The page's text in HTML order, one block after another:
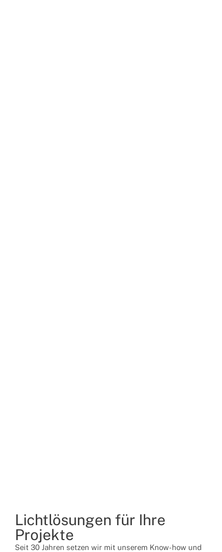
Lichtlösungen für Ihre
Projekte
Seit 30 Jahren setzen wir mit unserem Know-how und